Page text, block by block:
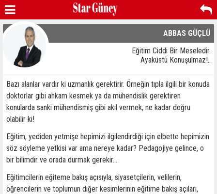
ABBAS GÜÇLÜ
Eğitim Ciddi Bir Meseledir.
Ayaküstü Konuşulmaz!..
Bazı alanlar vardır ki uzmanlık gerektirir. Örneğin tıpla ilgili bir konuda
doktorlar gibi ahkam kesmek ya da mühendislik gerektiren
konularda sanki mühendismiş gibi akıl vermek, ne kadar doğru
olabilir ki!
Eğitim, yediden yetmişe hepimizi ilgilendirdiği için elbette hepimizin
söz söyleme yetkisi var ama nereye kadar? Pedagojiye gelince, o
bir bilimdir ve orada durmak gerekir…
Eğitimcilerin eğiteme bakış açısıyla, siyasetçilerin, velilerin,
öğrencilerin ve toplumun diğer kesimlerinin eğitime bakış açıları,